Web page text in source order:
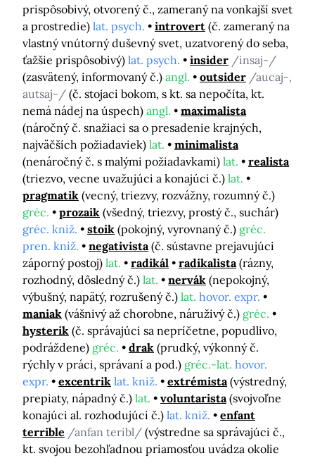
prispôsobivý, otvorený č., zameraný na vonkajší svet
a prostredie) lat. psych. introvert (č. zameraný na
vlastný vnútorný duševný svet, uzatvorený do seba,
ťažšie prispôsobivý) lat. psych. insider /insaj-/
(zasvätený, informovaný č.) angl. outsider /aucaj-,
autsaj-/ (č. stojaci bokom, s kt. sa nepočíta, kt.
nemá nádej na úspech) angl.
maximalista
(náročný č. snažiaci sa o presadenie krajných,
najväčších požiadaviek) lat.
minimalista
(nenáročný č. s malými požiadavkami) lat.
realista
(triezvo, vecne uvažujúci a konajúci č.) lat.
pragmatik (vecný, triezvy, rozvážny, rozumný č.)
gréc.
prozaik (všedný, triezvy, prostý č., suchár)
gréc. kniž.
stoik (pokojný, vyrovnaný č.) gréc.
pren. kniž.
negativista (č. sústavne prejavujúci
záporný postoj) lat. radikál radikalista (rázny,
rozhodný, dôsledný č.) lat. nervák (nepokojný,
výbušný, napätý, rozrušený č.) lat. hovor. expr.
maniak (vášnivý až chorobne, náruživý č.) gréc.
hysterik (č. správajúci sa nepríčetne, popudlivo,
podráždene) gréc. drak (prudký, výkonný č.
rýchly v práci, správaní a pod.) gréc.-lat. hovor.
expr.
excentrik lat. kniž. extrémista (výstredný,
prepiaty, nápadný č.) lat. voluntarista (svojvoľne
konajúci al. rozhodujúci č.) lat. kniž.
enfant
terrible /anfan teribl/ (výstredne sa správajúci č.,
kt. svojou bezohľadnou priamosťou uvádza okolie